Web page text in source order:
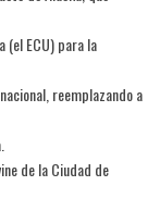
(el ECU) para la
reemplazando a
de la Ciudad de